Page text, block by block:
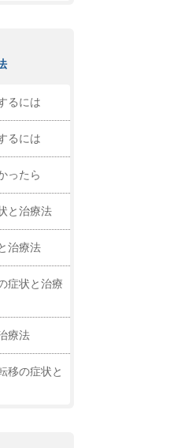
るには
るには
ったら
と治療法
治療法
症状と治療
療法
移の症状と